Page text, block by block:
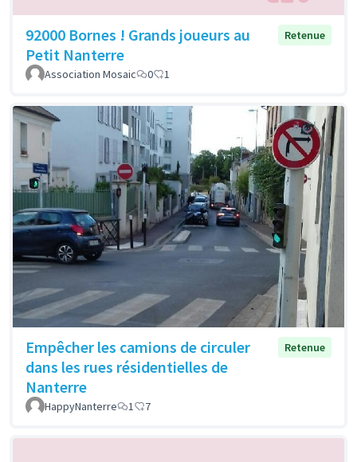
92000 Bornes ! Grands joueurs au
Petit Nanterre
Retenue
Association Mosaic 0 1
Empêcher les camions de circuler
dans les rues résidentielles de
Nanterre
Retenue
HappyNanterre 1 7